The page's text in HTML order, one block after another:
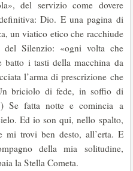
del servizio come dovere
Dio. E una pagina di
un viatico etico che racchiude
del Silenzio: «ogni volta che
i tasti della macchina da
l’arma di prescrizione che
briciolo di fede, in soffio di
Se fatta notte e comincia a
Ed io son qui, nello spalto,
mi trovi ben desto, all’erta. E
della mia solitudine,
la Stella Cometa.